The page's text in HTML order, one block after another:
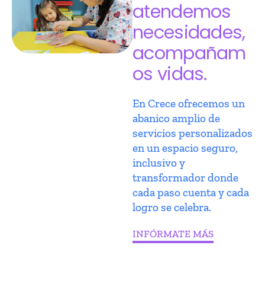
atendemos
necesidades,
acompañam
os vidas.
En Crece ofrecemos un
abanico amplio de
servicios personalizados
en un espacio seguro,
inclusivo y
transformador donde
cada paso cuenta y cada
logro se celebra.
INFÓRMATE MÁS